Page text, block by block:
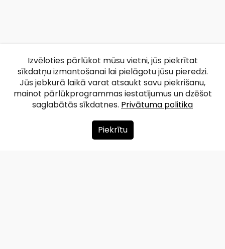
Par mums
Izvēloties pārlūkot mūsu vietni, jūs piekrītat
sīkdatņu izmantošanai lai pielāgotu jūsu pieredzi.
Jūs jebkurā laikā varat atsaukt savu piekrišanu,
mainot pārlūkprogrammas iestatījumus un dzēšot
saglabātās sīkdatnes. Privātuma politika
Piekrītu